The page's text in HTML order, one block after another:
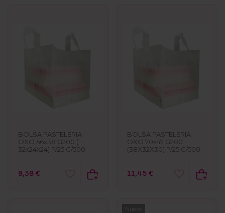
BOLSA PASTELERIA
OXO 56x38 G200 (
32x24x24) P/25 C/500
8,38 €
BOLSA PASTELERIA
OXO 70x47 G200
(38X32X30) P/25 C/500
11,45 €
Nuevo